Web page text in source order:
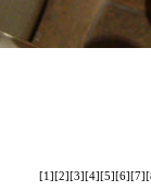
[1] [2] [3] [4] [5] [6] [7]